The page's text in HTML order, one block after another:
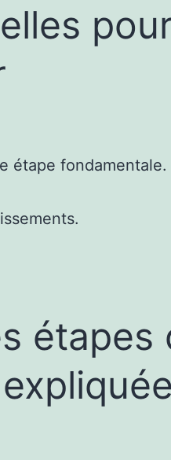
étape fondamentale.
étapes